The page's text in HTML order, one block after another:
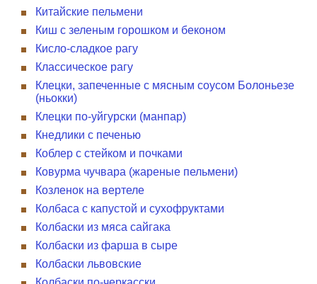
Китайские пельмени
Киш с зеленым горошком и беконом
Кисло-сладкое рагу
Классическое рагу
Клецки, запеченные с мясным соусом Болоньезе
(ньокки)
Клецки по-уйгурски (манпар)
Кнедлики с печенью
Коблер с стейком и почками
Ковурма чучвара (жареные пельмени)
Козленок на вертеле
Колбаса с капустой и сухофруктами
Колбаски из мяса сайгака
Колбаски из фарша в сыре
Колбаски львовские